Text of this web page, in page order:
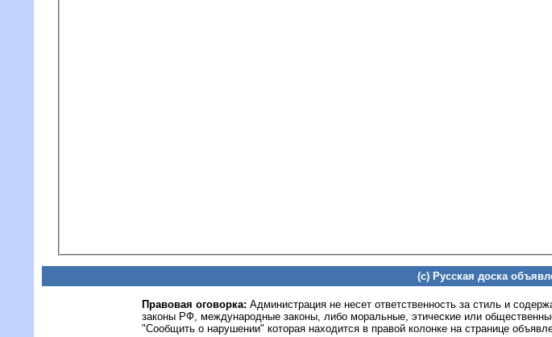
(c) Русская доска
Правовая оговорка: Администрация не несет ответственность за стиль и
законы РФ, международные законы, либо моральные, этические или
"Сообщить о нарушении" которая находится в правой колонке на странице